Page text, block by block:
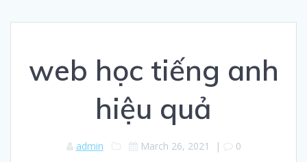
web học tiếng anh
hiệu quả
admin March 26, 2021 | 0